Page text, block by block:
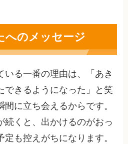
へのメッセージ
いる一番の理由は、「あき
できるようになった」と笑
に立ち会えるからです。
続くと、出かけるのがおっ
定も控えがちになります。